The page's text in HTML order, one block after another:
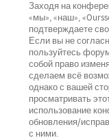
Заходя на
«мы», «наш»,
подтверждаете
Если вы не
пользуйтесь
собой право
сделаем всё
однако с вашей
просматривать
использование
обновления/
с ними.